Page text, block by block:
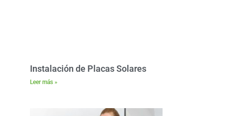
Instalación de Placas Solares
Leer más »